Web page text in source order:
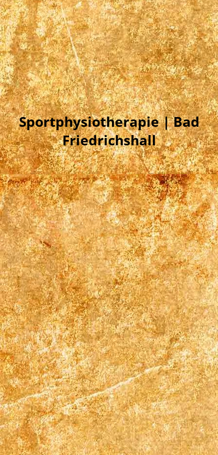
Sportphysiotherapie | Bad
Friedrichshall